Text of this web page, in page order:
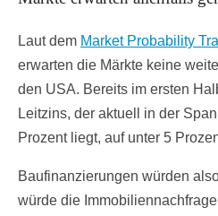
Laut dem Market Probability
erwarten die Märkte keine
den USA. Bereits im ersten
Leitzins, der aktuell in der
Prozent liegt, auf unter 5
Baufinanzierungen würden
würde die